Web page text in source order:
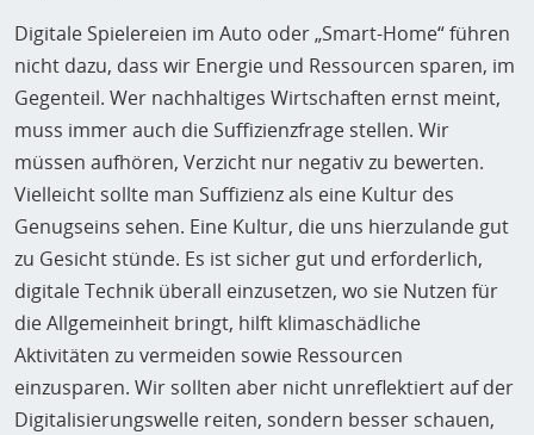
Digitale Spielereien im Auto oder „Smart-Home“ führen
nicht dazu, dass wir Energie und Ressourcen sparen, im
Gegenteil. Wer nachhaltiges Wirtschaften ernst meint,
muss immer auch die Suffizienzfrage stellen. Wir
müssen aufhören, Verzicht nur negativ zu bewerten.
Vielleicht sollte man Suffizienz als eine Kultur des
Genugseins sehen. Eine Kultur, die uns hierzulande gut
zu Gesicht stünde. Es ist sicher gut und erforderlich,
digitale Technik überall einzusetzen, wo sie Nutzen für
die Allgemeinheit bringt, hilft klimaschädliche
Aktivitäten zu vermeiden sowie Ressourcen
einzusparen. Wir sollten aber nicht unreflektiert auf der
Digitalisierungswelle reiten, sondern besser schauen,